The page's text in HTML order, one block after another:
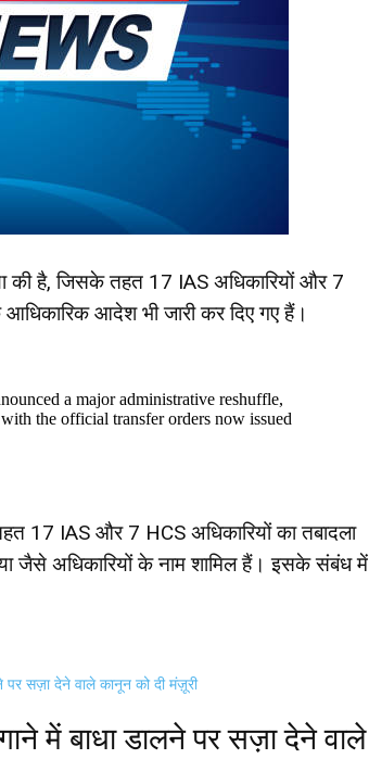
की है, जिसके तहत 17 IAS अधिकारियों और 7
आदेश भी जारी कर दिए गए हैं।
a major administrative reshuffle,
the official transfer orders now issued
17 IAS और 7 HCS अधिकारियों का तबादला
जैसे अधिकारियों के नाम शामिल हैं। इसके संबंध में
पर सज़ा देने वाले कानून को दी मंज़ूरी
गाने में बाधा डालने पर सज़ा देने वाले